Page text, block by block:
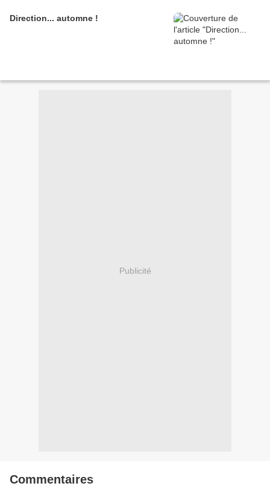
Direction... automne !
Publicité
Commentaires